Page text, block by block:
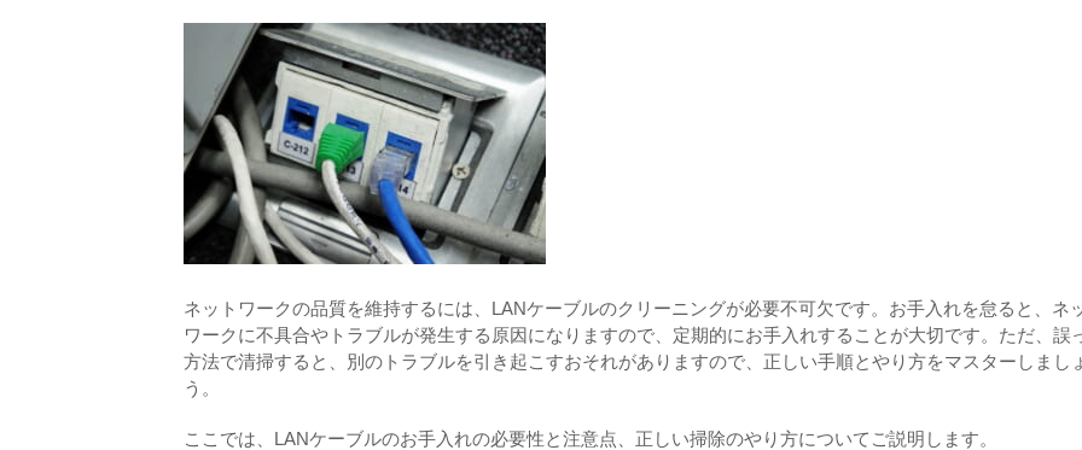
ネットワークの品質を維持するには、LANケーブルのクリーニングが必要不可欠です。お手入れを怠ると、ネ
ワークに不具合やトラブルが発生する原因になりますので、定期的にお手入れすることが大切です。ただ、誤
方法で清掃すると、別のトラブルを引き起こすおそれがありますので、正しい手順とやり方をマスターしまし
う。
ここでは、LANケーブルのお手入れの必要性と注意点、正しい掃除のやり方についてご説明します。